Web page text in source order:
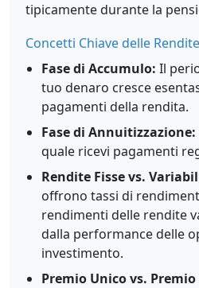
tipicamente durante la
Concetti Chiave delle
Fase di Accumulo: Il
tuo denaro cresce
pagamenti della rendita.
Fase di Annuitizzazione:
quale ricevi pagamenti
Rendite Fisse vs.
offrono tassi di
rendimenti delle rendite
dalla performance delle
investimento.
Premio Unico vs.